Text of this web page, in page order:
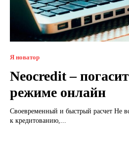
Я новатор
Neocredit –
режиме онлайн
Своевременный и быстрый расчет Не все положительно относятся
к кредитованию,...